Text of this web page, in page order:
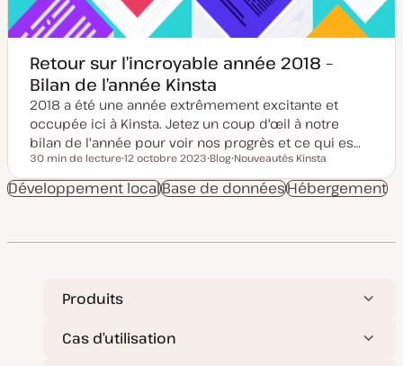
Retour sur l’incroyable année 2018 –
Bilan de l’année Kinsta
2018 a été une année extrêmement excitante et
occupée ici à Kinsta. Jetez un coup d'œil à notre
bilan de l'année pour voir nos progrès et ce qui es…
Temps de lecture
30 min de lecture
a
t
m
j
r
12 octobre 2023
y
p
p
Blog
u
j
Nouveautés Kinsta
Développement localBase de donnéesHébergement
Produits
Cas d’utilisation